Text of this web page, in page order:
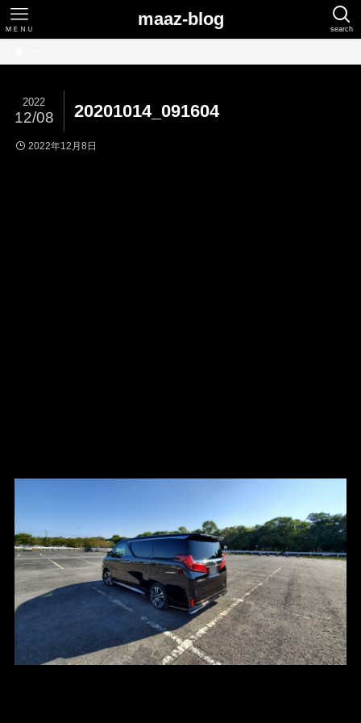
maaz-blog search
ＭＥＮＵ
20201014_091604
2022
12/08
2022年12月8日